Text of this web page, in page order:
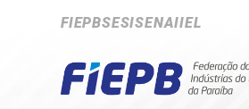
FIEPBSESISENAIIEL